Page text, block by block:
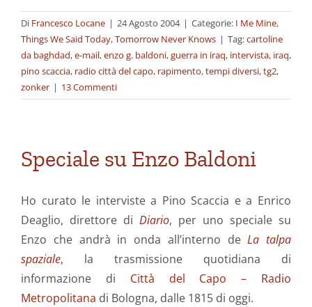
Di Francesco Locane | 24 Agosto 2004 | Categorie: I Me Mine,
Things We Said Today,Tomorrow Never Knows | Tag:cartoline
da baghdad,e-mail,enzo g. baldoni,guerra in iraq, intervista, iraq,
pino scaccia, radio città del capo, rapimento,tempi diversi,tg2,
zonker | 13 Commenti
Speciale su Enzo Baldoni
Ho curato le interviste a Pino Scaccia e a Enrico
Deaglio, direttore di Diario, per uno speciale su
Enzo che andrà in onda all’interno deLa talpa
spaziale, la trasmissione quotidiana di
informazione di Città del Capo – Radio
Metropolitana di Bologna, dalle 1815 di oggi.